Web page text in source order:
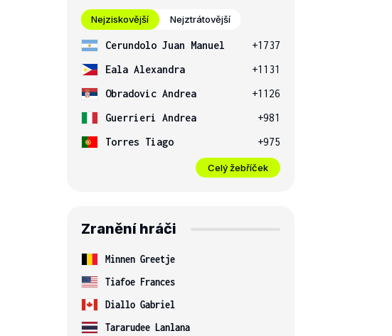
Nejziskovější Nejztrátovější
Cerundolo Juan Manuel
+1737
Eala Alexandra
+1131
Obradovic Andrea
+1126
Guerrieri Andrea
+981
Torres Tiago
+975
Celý žebříček
Zranění hráči
Minnen Greetje
Tiafoe Frances
Diallo Gabriel
Tararudee Lanlana